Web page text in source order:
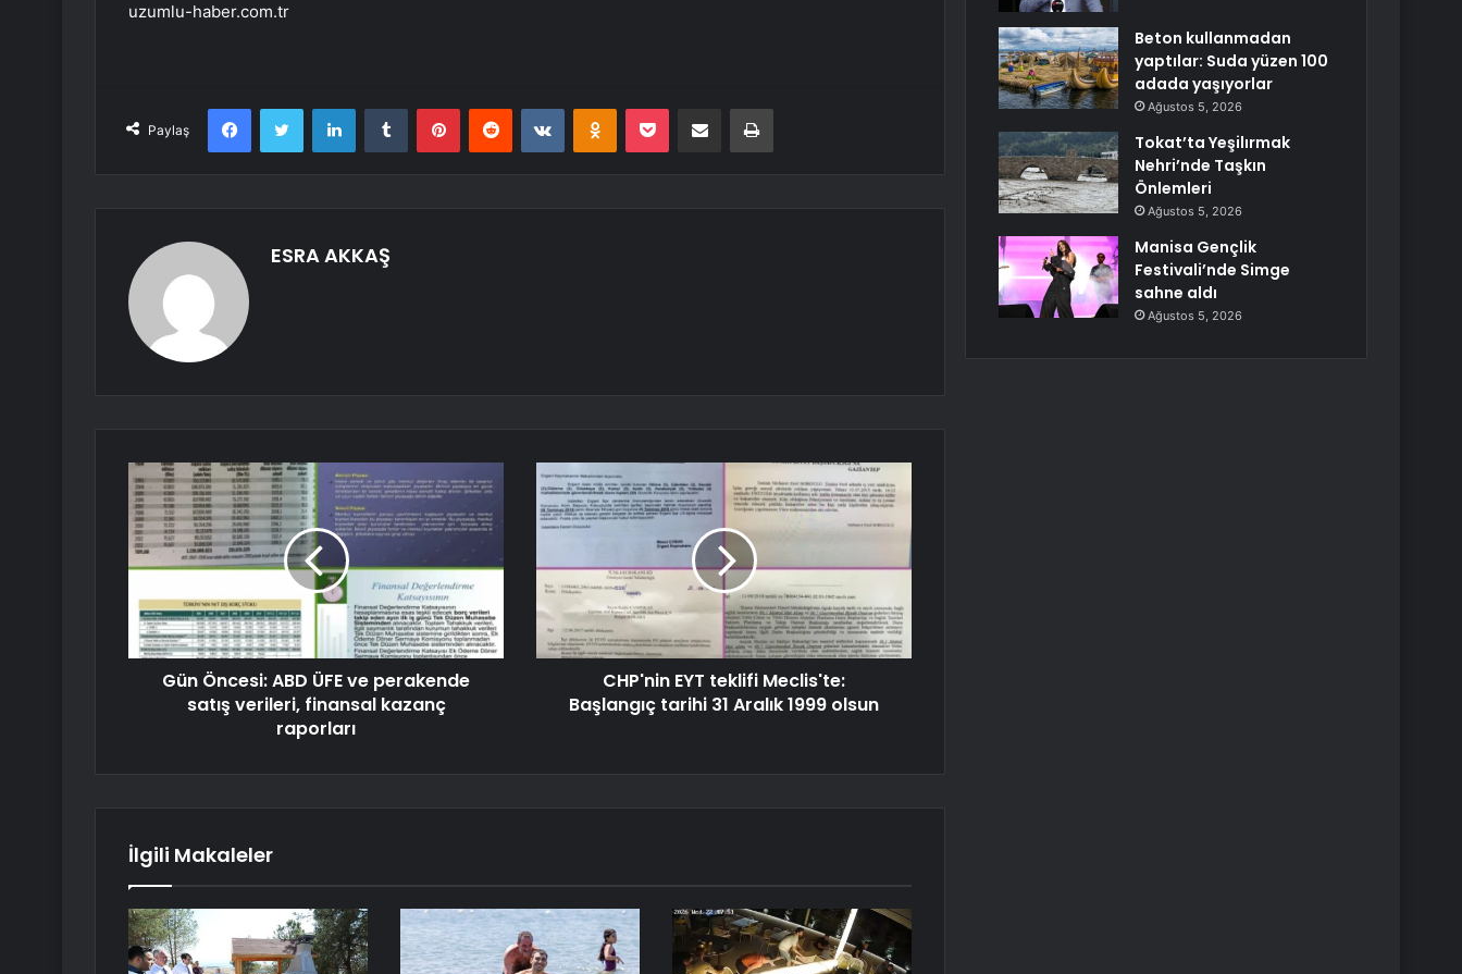
uzumlu-haber.com.tr
Paylaş
FacebookTwitter LinkedInTumblr PinterestReddit VKontakteOdnoklassniki
Pocket E-Posta ile paylaş Yazdır
ESRA AKKAŞ
Gün Öncesi: ABD ÜFE ve perakende
satış verileri, finansal kazanç
raporları
CHP'nin EYT teklifi Meclis'te:
Başlangıç ​​tarihi 31 Aralık 1999 olsun
İlgili Makaleler
Beton kullanmadan
yaptılar: Suda yüzen 100
adada yaşıyorlar
Ağustos 5, 2026
Tokat’ta Yeşilırmak
Nehri’nde Taşkın
Önlemleri
Ağustos 5, 2026
Manisa Gençlik
Festivali’nde Simge
sahne aldı
Ağustos 5, 2026